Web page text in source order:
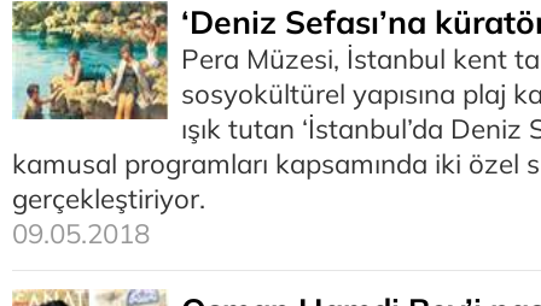
‘Deniz Sefası’na
Pera Müzesi, İstanbul kent
sosyokültürel yapısına plaj
ışık tutan ‘İstanbul’da Deniz
kamusal programları kapsamında iki özel
gerçekleştiriyor.
09.05.2018